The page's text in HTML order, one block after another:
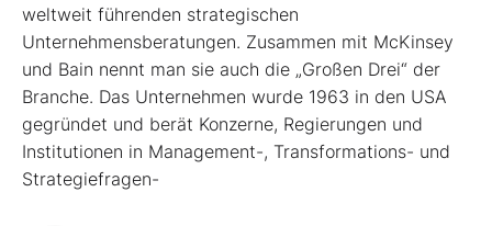
weltweit führenden strategischen
Unternehmensberatungen. Zusammen mit McKinsey
und Bain nennt man sie auch die „Großen Drei“ der
Branche. Das Unternehmen wurde 1963 in den USA
gegründet und berät Konzerne, Regierungen und
Institutionen in Management-, Transformations- und
Strategiefragen-